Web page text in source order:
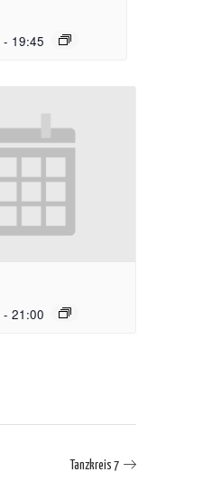
- 19:45
- 21:00
Tanzkreis 7